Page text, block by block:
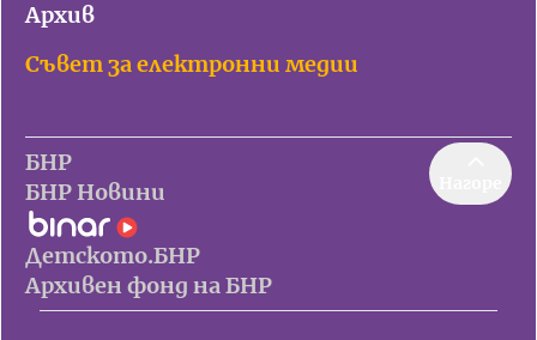
Архив
Съвет за електронни медии
БНР
БНР Новини
Детското.БНР
Архивен фонд на БНР